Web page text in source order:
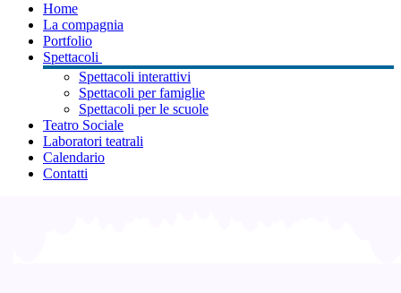
Home
La compagnia
Portfolio
Spettacoli
Spettacoli interattivi
Spettacoli per famiglie
Spettacoli per le scuole
Teatro Sociale
Laboratori teatrali
Calendario
Contatti